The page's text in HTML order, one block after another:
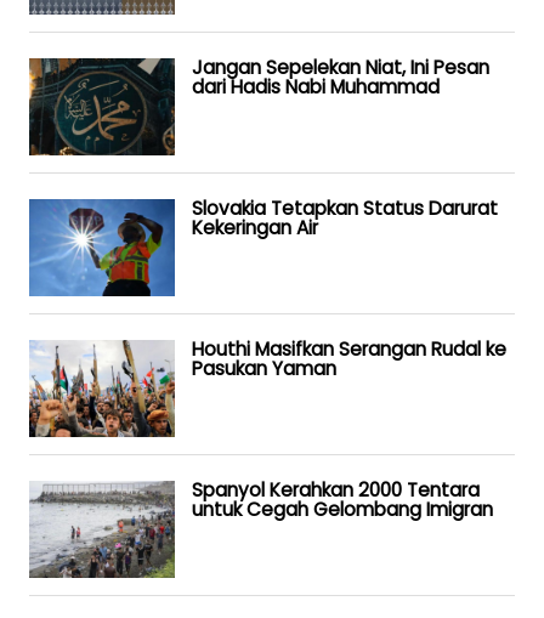
Jangan Sepelekan Niat, Ini Pesan
dari Hadis Nabi Muhammad
Slovakia Tetapkan Status Darurat
Kekeringan Air
Houthi Masifkan Serangan Rudal ke
Pasukan Yaman
Spanyol Kerahkan 2000 Tentara
untuk Cegah Gelombang Imigran